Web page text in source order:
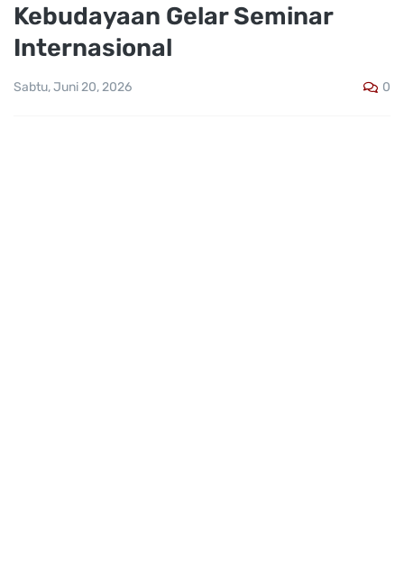
Kebudayaan Gelar Seminar
Internasional
Sabtu, Juni 20, 2026 0